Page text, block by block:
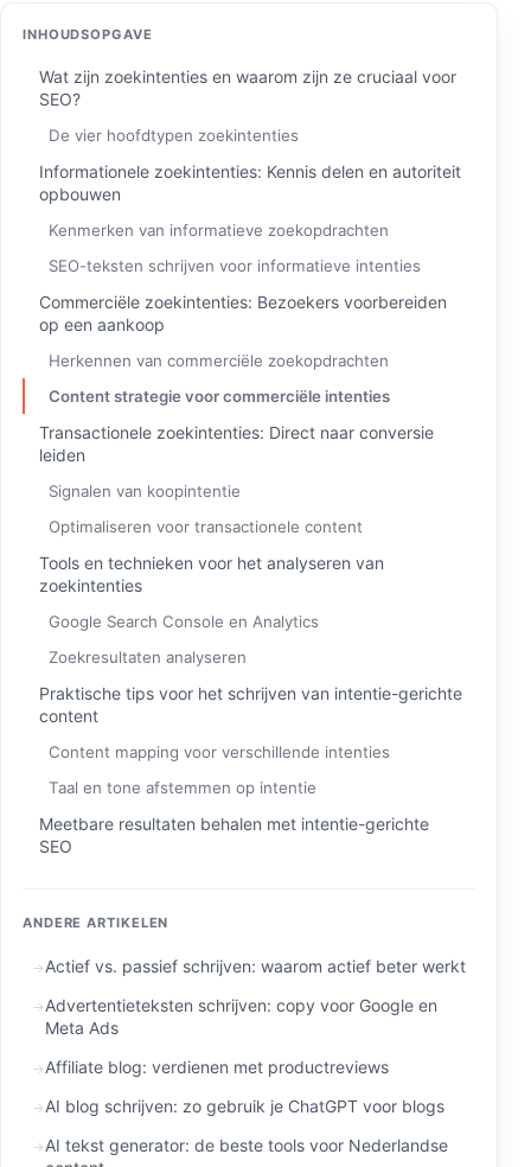
INHOUDSOPGAVE
Wat zijn zoekintenties en waarom zijn ze cruciaal voor
SEO?
De vier hoofdtypen zoekintenties
Informationele zoekintenties: Kennis delen en autoriteit
opbouwen
Kenmerken van informatieve zoekopdrachten
SEO-teksten schrijven voor informatieve intenties
Commerciële zoekintenties: Bezoekers voorbereiden
op een aankoop
Herkennen van commerciële zoekopdrachten
Content strategie voor commerciële intenties
Transactionele zoekintenties: Direct naar conversie
leiden
Signalen van koopintentie
Optimaliseren voor transactionele content
Tools en technieken voor het analyseren van
zoekintenties
Google Search Console en Analytics
Zoekresultaten analyseren
Praktische tips voor het schrijven van intentie-gerichte
content
Content mapping voor verschillende intenties
Taal en tone afstemmen op intentie
Meetbare resultaten behalen met intentie-gerichte
SEO
ANDERE ARTIKELEN
Actief vs. passief schrijven: waarom actief beter werkt
Advertentieteksten schrijven: copy voor Google en
Meta Ads
Affiliate blog: verdienen met productreviews
AI blog schrijven: zo gebruik je ChatGPT voor blogs
AI tekst generator: de beste tools voor Nederlandse